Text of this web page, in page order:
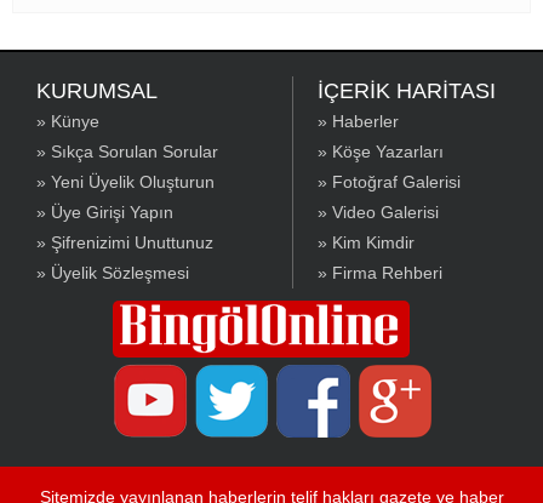
KURUMSAL
» Künye
» Sıkça Sorulan Sorular
» Yeni Üyelik Oluşturun
» Üye Girişi Yapın
» Şifrenizimi Unuttunuz
» Üyelik Sözleşmesi
İÇERİK HARİTASI
» Haberler
» Köşe Yazarları
» Fotoğraf Galerisi
» Video Galerisi
» Kim Kimdir
» Firma Rehberi
Sitemizde yayınlanan haberlerin telif hakları gazete ve haber